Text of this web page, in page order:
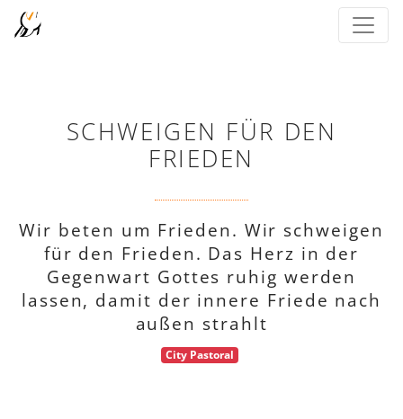
SCHWEIGEN FÜR DEN
FRIEDEN
Wir beten um Frieden. Wir schweigen
für den Frieden. Das Herz in der
Gegenwart Gottes ruhig werden
lassen, damit der innere Friede nach
außen strahlt
City Pastoral